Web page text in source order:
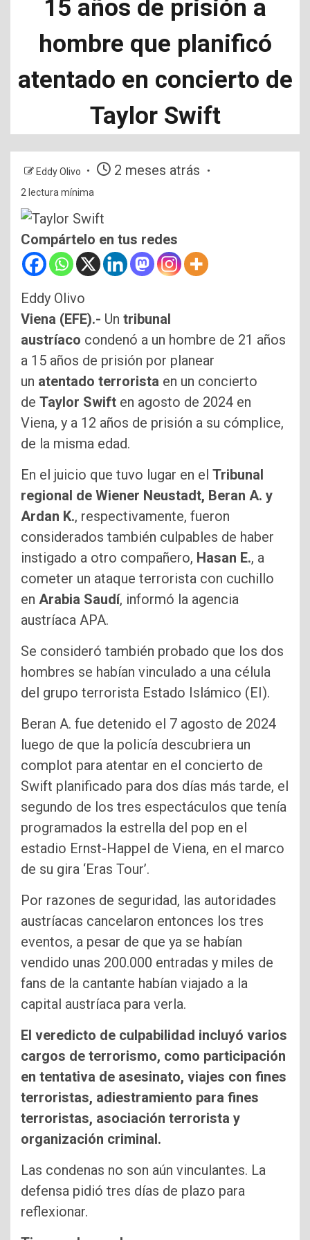
15 años de prisión a
hombre que planificó
atentado en concierto de
Taylor Swift
Eddy Olivo 2 meses atrás
2 lectura mínima
Compártelo en tus redes
Eddy Olivo
Viena (EFE).- Un tribunal
austríaco condenó a un hombre de 21 años
a 15 años de prisión por planear
un atentado terrorista en un concierto
de Taylor Swift en agosto de 2024 en
Viena, y a 12 años de prisión a su cómplice,
de la misma edad.
En el juicio que tuvo lugar en el Tribunal
regional de Wiener Neustadt, Beran A. y
Ardan K., respectivamente, fueron
considerados también culpables de haber
instigado a otro compañero, Hasan E., a
cometer un ataque terrorista con cuchillo
en Arabia Saudí, informó la agencia
austríaca APA.
Se consideró también probado que los dos
hombres se habían vinculado a una célula
del grupo terrorista Estado Islámico (EI).
Beran A. fue detenido el 7 agosto de 2024
luego de que la policía descubriera un
complot para atentar en el concierto de
Swift planificado para dos días más tarde, el
segundo de los tres espectáculos que tenía
programados la estrella del pop en el
estadio Ernst-Happel de Viena, en el marco
de su gira ‘Eras Tour’.
Por razones de seguridad, las autoridades
austríacas cancelaron entonces los tres
eventos, a pesar de que ya se habían
vendido unas 200.000 entradas y miles de
fans de la cantante habían viajado a la
capital austríaca para verla.
El veredicto de culpabilidad incluyó varios
cargos de terrorismo, como participación
en tentativa de asesinato, viajes con fines
terroristas, adiestramiento para fines
terroristas, asociación terrorista y
organización criminal.
Las condenas no son aún vinculantes. La
defensa pidió tres días de plazo para
reflexionar.